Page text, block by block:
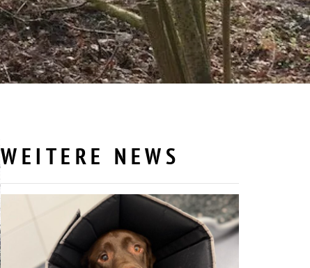
WEITERE NEWS